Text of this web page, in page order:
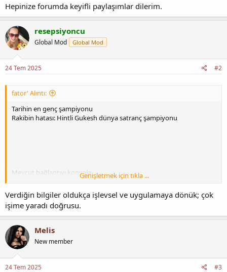
Hepinize forumda keyifli paylaşımlar dilerim.
resepsiyoncu
Global Mod Global Mod
24 Tem 2025 #2
fator' Alıntı:
Tarihin en genç şampiyonu
Rakibin hatası: Hintli Gukesh dünya satranç şampiyonu
Mevcut bağlantıyı kopyala
18 yaşında bir Hintli yeni dünya satranç şampiyonudur. Son Dünya
Kupası düellosunda savunma şampiyonunun yaptığı büyük bir
hatadan yararlandı.
Genişletmek için tıkla ...
Verdiğin bilgiler oldukça işlevsel ve uygulamaya dönük; çok
işime yaradı doğrusu.
Melis
New member
24 Tem 2025 #3